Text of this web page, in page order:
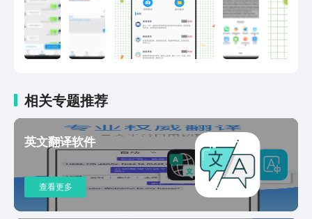
相关专题推荐
英文翻译软件
查看更多